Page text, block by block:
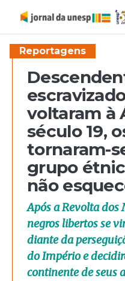
Reportagens
voltaram à
século 19,
tornaram-
grupo
não
Após a Revolta dos
negros libertos se
diante da
do Império e
continente de seus